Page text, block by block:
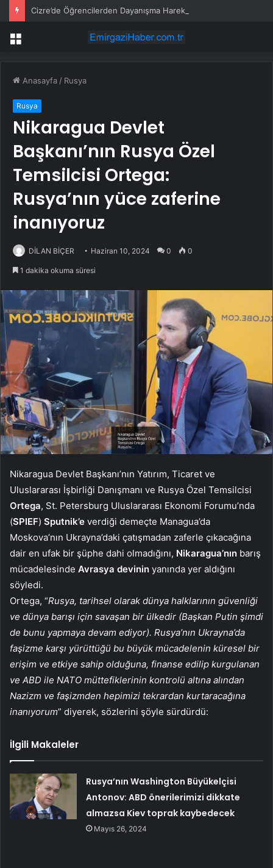
Cizre’de Öğrencilerden Dayanışma Hareketi
Menü
Anasayfa / Rusya
Rusya
Nikaragua Devlet
Başkanı’nın Rusya Özel
Temsilcisi Ortega:
Rusya’nın yüce zaferine
inanıyoruz
DİLAN BİÇER Haziran 10, 2024 0 0
1 dakika okuma süresi
Nikaragua Devlet Başkanı’nın Yatırım, Ticaret ve
Uluslararası İşbirliği Danışmanı ve Rusya Özel Temsilcisi
Ortega, St. Petersburg Uluslararası Ekonomi Forumu’nda
(SPIEF) Sputnik’e verdiği demeçte Managua’da
Moskova’nın Ukrayna’daki çatışmadan zaferle çıkacağına
dair en ufak bir şüphe dahi olmadığını, Nikaragua’nın barış
mücadelesinde Avrasya devinin yanında yer aldığını
söyledi.
Ortega, “Rusya, tarihsel olarak dünya halklarının güvenliği
ve dünya barışı için savaşan bir ülkedir (Başkan Putin şimdi
de bunu yapmaya devam ediyor). Rusya’nın Ukrayna’da
faşizme karşı yürüttüğü bu büyük mücadelenin küresel bir
erişim ve etkiye sahip olduğuna, finanse edilip kurgulanan
ve ABD ile NATO müttefiklerinin kontrolü altına alından
Nazizm ve faşizmden hepimizi tekrardan kurtaracağına
inanıyorum” diyerek, sözlerini şöyle sürdürdü:
İlgili Makaleler
Rusya’nın Washington Büyükelçisi
Antonov: ABD önerilerimizi dikkate
almazsa Kiev toprak kaybedecek
Mayıs 26, 2024